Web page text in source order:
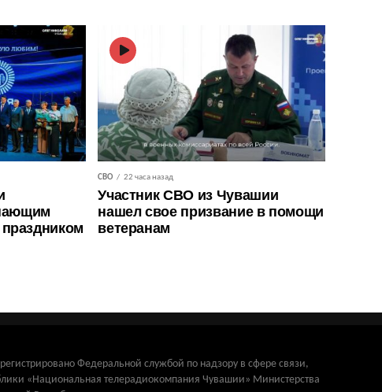
СВО 22 часа назад
Участник СВО из Чувашии
нашел свое призвание в помощи
ветеранам
Федеральной службой по надзору в сфере связи,
«Национальная телерадиокомпания Чувашии» Министерства